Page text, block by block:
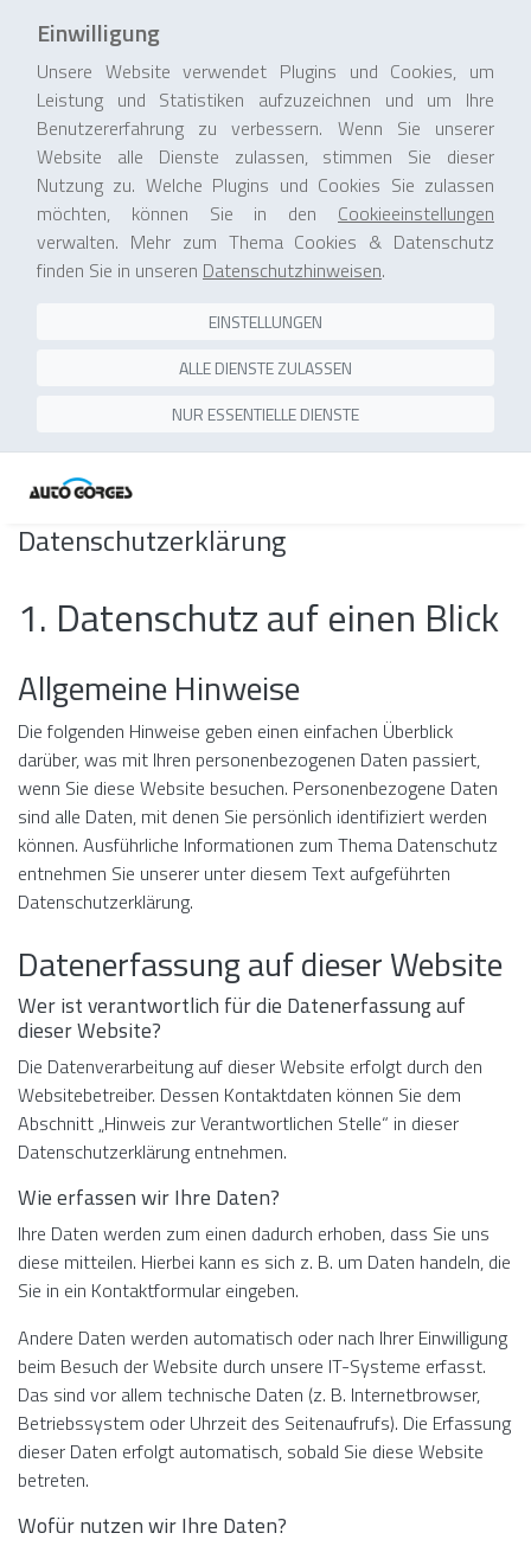
Datenschutz­erklärung
1. Datenschutz auf einen Blick
Allgemeine Hinweise
Die folgenden Hinweise geben einen einfachen Überblick
darüber, was mit Ihren personenbezogenen Daten passiert,
wenn Sie diese Website besuchen. Personenbezogene Daten
sind alle Daten, mit denen Sie persönlich identifiziert werden
können. Ausführliche Informationen zum Thema Datenschutz
entnehmen Sie unserer unter diesem Text aufgeführten
Datenschutzerklärung.
Datenerfassung auf dieser Website
Wer ist verantwortlich für die Datenerfassung auf
dieser Website?
Die Datenverarbeitung auf dieser Website erfolgt durch den
Websitebetreiber. Dessen Kontaktdaten können Sie dem
Abschnitt „Hinweis zur Verantwortlichen Stelle“ in dieser
Datenschutzerklärung entnehmen.
Wie erfassen wir Ihre Daten?
Ihre Daten werden zum einen dadurch erhoben, dass Sie uns
diese mitteilen. Hierbei kann es sich z. B. um Daten handeln, die
Sie in ein Kontaktformular eingeben.
Andere Daten werden automatisch oder nach Ihrer Einwilligung
beim Besuch der Website durch unsere IT-Systeme erfasst.
Das sind vor allem technische Daten (z. B. Internetbrowser,
Betriebssystem oder Uhrzeit des Seitenaufrufs). Die Erfassung
dieser Daten erfolgt automatisch, sobald Sie diese Website
betreten.
Wofür nutzen wir Ihre Daten?
Einwilligung
Unsere Website verwendet Plugins und Cookies, um
Leistung und Statistiken aufzuzeichnen und um Ihre
Benutzererfahrung zu verbessern. Wenn Sie unserer
Website alle Dienste zulassen, stimmen Sie dieser
Nutzung zu. Welche Plugins und Cookies Sie zulassen
möchten, können Sie in den Cookieeinstellungen
verwalten. Mehr zum Thema Cookies & Datenschutz
finden Sie in unseren Datenschutzhinweisen.
EINSTELLUNGEN
ALLE DIENSTE ZULASSEN
NUR ESSENTIELLE DIENSTE